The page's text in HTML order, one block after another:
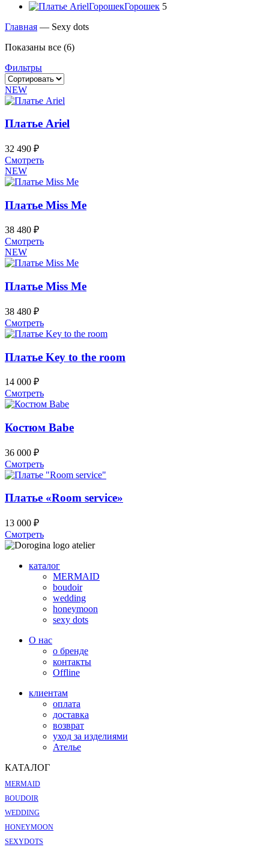
ГорошекГорошек 5
Главная — Sexy dots
Показаны все (6)
Фильтры
NEW
Платье Ariel
32 490 ₽
СмотретьЭтот
имеет
вариаций.
Опции
на
товара.
NEW
Платье Miss Me
38 480 ₽
СмотретьЭтот
имеет
вариаций.
Опции
на
странице
NEW
Платье Miss Me
38 480 ₽
СмотретьЭтот
товар
несколько
вариаций.
выбрать
на
товара.
Платье Key to the room
14 000 ₽
СмотретьЭтот
товар
несколько
вариаций.
выбрать
на
товара.
Костюм Babe
36 000 ₽
СмотретьЭтот
товар
несколько
выбрать
на
товара.
Платье «Room service»
13 000 ₽
СмотретьЭтот
товар
несколько
вариаций.
Опции
можно
выбрать
на
товара.
каталог
MERMAID
boudoir
wedding
honeymoon
sexy dots
О нас
о бренде
контакты
Offline
клиентам
оплата
доставка
возврат
уход за изделиями
Ателье
КАТАЛОГ
MERMAID
BOUDOIR
WEDDING
HONEYMOON
SEXYDOTS